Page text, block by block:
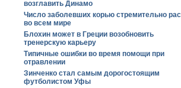
возглавить Динамо
Число заболевших корью стремительно
во всем мире
Блохин может в Греции возобновить
тренерскую карьеру
Типичные ошибки во время помощи при
отравлении
Зинченко стал самым дорогостоящим
футболистом Уфы